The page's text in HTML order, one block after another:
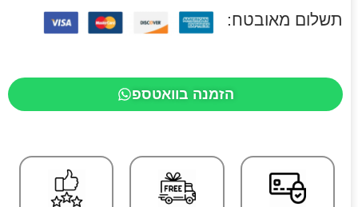
תשלום מאובטח:
הזמנה בוואטספ